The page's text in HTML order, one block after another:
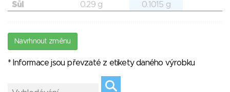
Sůl
0.29 g 0.1015 g
Navrhnout změnu
* Informace jsou převzaté z etikety daného výrobku